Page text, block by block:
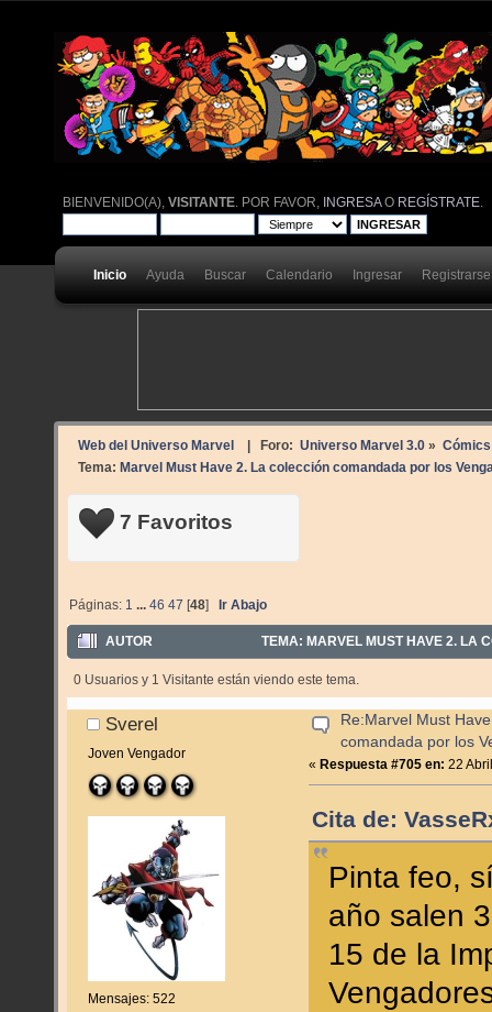
BIENVENIDO(A),VISITANTE . POR FAVOR, INGRESAO REGÍSTRATE
Inicio Ayuda Buscar Calendario Ingresar Registrarse
Web del Universo Marvel | Foro: Universo Marvel 3.0» Cómics
Tema: Marvel Must Have 2. La colección comandada por los
7 Favoritos
Páginas: 1 ...46 47 [48]Ir Abajo
AUTOR TEMA: MARVEL MUST HAVE 2. LA
VECES)
0 Usuarios y 1 Visitante están viendo este tema.
Sverel
Joven Vengador
Mensajes: 522
Re:Marvel Must
comandada por los
«Respuesta #705 en: 22
Cita de:
Pinta feo,
año salen
15 de la